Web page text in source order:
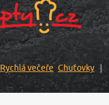
Rychlá večeře Chuťovky